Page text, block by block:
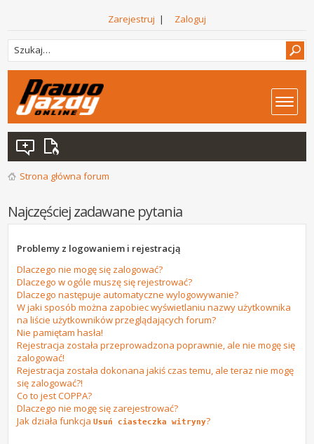
Zarejestruj | Zaloguj
Strona główna forum
Najczęściej zadawane pytania
Problemy z logowaniem i rejestracją
Dlaczego nie mogę się zalogować?
Dlaczego w ogóle muszę się rejestrować?
Dlaczego następuje automatyczne wylogowywanie?
W jaki sposób można zapobiec wyświetlaniu nazwy użytkownika
na liście użytkowników przeglądających forum?
Nie pamiętam hasła!
Rejestracja została przeprowadzona poprawnie, ale nie mogę się
zalogować!
Rejestracja została dokonana jakiś czas temu, ale teraz nie mogę
się zalogować?!
Co to jest COPPA?
Dlaczego nie mogę się zarejestrować?
Jak działa funkcjaUsuń ciasteczka witryny?